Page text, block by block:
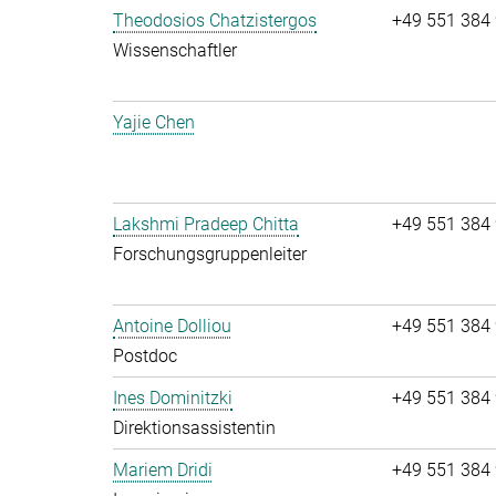
Theodosios Chatzistergos
Wissenschaftler
+49 551 384
Yajie Chen
Lakshmi Pradeep Chitta
Forschungsgruppenleiter
+49 551 384
Antoine Dolliou
Postdoc
+49 551 384
Ines Dominitzki
Direktionsassistentin
+49 551 384
Mariem Dridi
+49 551 384